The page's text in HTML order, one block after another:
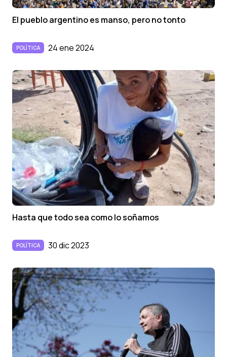
El pueblo argentino es manso, pero no tonto
POLÍTICA 24 ene 2024
Hasta que todo sea como lo soñamos
POLÍTICA 30 dic 2023